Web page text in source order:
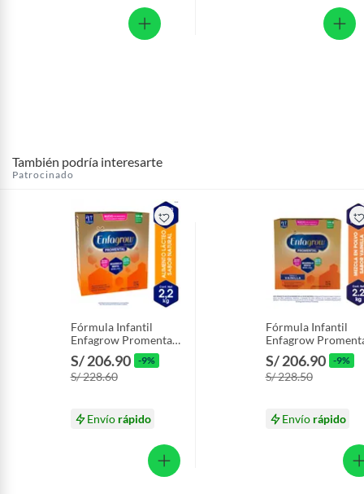
También podría interesarte
Patrocinado
Fórmula Infantil
Enfagrow Promental
Caja 2.2 Kg
S/ 206.90 -9%
S/ 228.60
Envío rápido
Fórmula Infantil
Enfagrow
Vainilla Caja 2.2 Kg
S/ 206.90 -9%
S/ 228.50
Envío rápido